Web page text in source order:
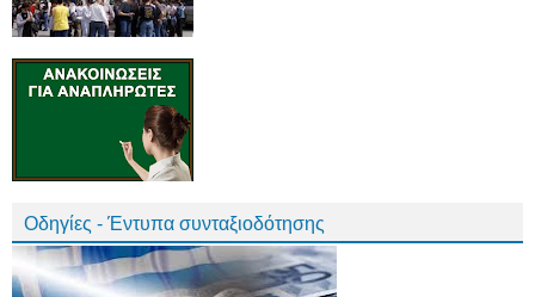
Οδηγίες - Έντυπα συνταξιοδότησης